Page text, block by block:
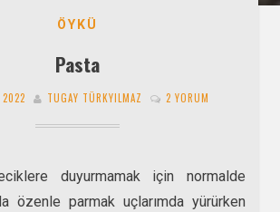
ÖYKÜ
Pasta
2022 TUGAY TÜRKYILMAZ 2 YORUM
duyurmamak için normalde
özenle parmak uçlarımda yürürken